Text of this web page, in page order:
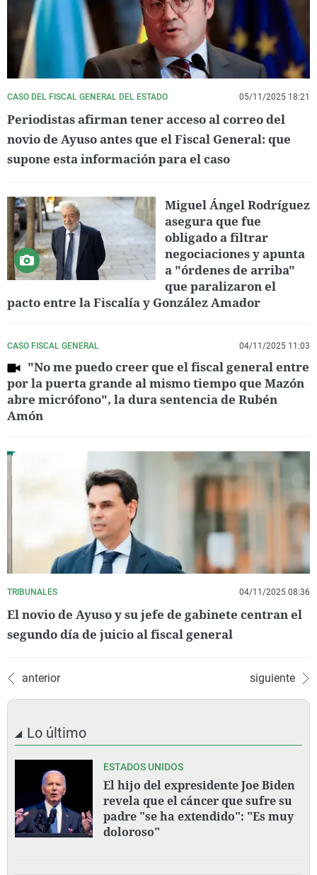
CASO DEL FISCAL GENERAL DEL ESTADO 05/11/2025 18:21
Periodistas afirman tener acceso al correo del
novio de Ayuso antes que el Fiscal General: que
supone esta información para el caso
Miguel Ángel Rodríguez
asegura que fue
obligado a filtrar
negociaciones y apunta
a "órdenes de arriba"
que paralizaron el
pacto entre la Fiscalía y González Amador
CASO FISCAL GENERAL 04/11/2025 11:03
"No me puedo creer que el fiscal general entre
por la puerta grande al mismo tiempo que Mazón
abre micrófono", la dura sentencia de Rubén
Amón
TRIBUNALES 04/11/2025 08:36
El novio de Ayuso y su jefe de gabinete centran el
segundo día de juicio al fiscal general
anterior siguiente
Lo último
ESTADOS UNIDOS
El hijo del expresidente Joe Biden
revela que el cáncer que sufre su
padre "se ha extendido": "Es muy
doloroso"